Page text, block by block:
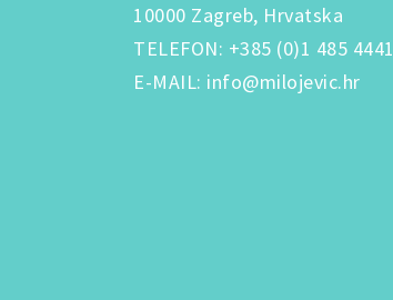
10000 Zagreb, Hrvatska
TELEFON: +385 (0)1 485 4441
E-MAIL: info@milojevic.hr